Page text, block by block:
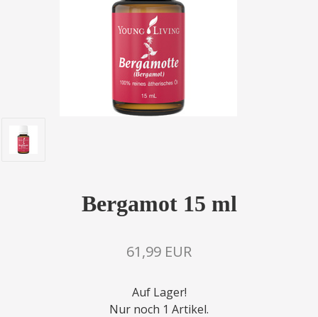
Bergamot 15 ml
61,99 EUR
Auf Lager!
Nur noch 1 Artikel.